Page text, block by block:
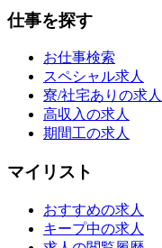
仕事を探す
お仕事検索
スペシャル求人
寮/社宅ありの求人
高収入の求人
期間工の求人
マイリスト
おすすめの求人
キープ中の求人